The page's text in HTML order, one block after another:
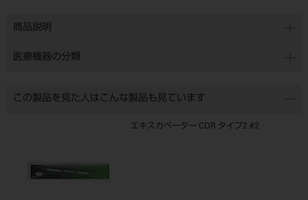
商品説明
医療機器の分類
この製品を見た人はこんな製品も見ています
エキスカベーター CDR タイプ2 #2